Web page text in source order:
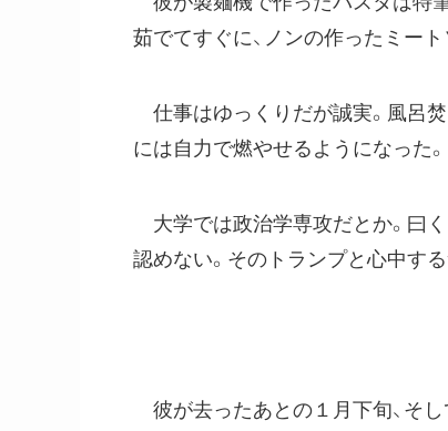
茹でてすぐに、ノンの作ったミー
仕事はゆっくりだが誠実。風呂焚
には自力で燃やせるようになった。
大学では政治学専攻だとか。曰
認めない。そのトランプと心中す
彼が去ったあとの１月下旬、そし